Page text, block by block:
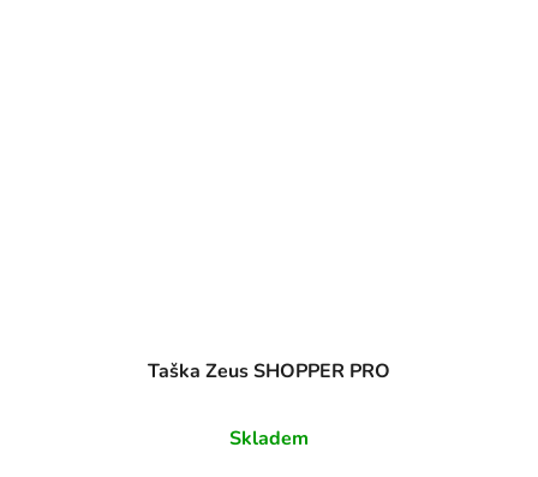
Taška Zeus SHOPPER PRO
Skladem